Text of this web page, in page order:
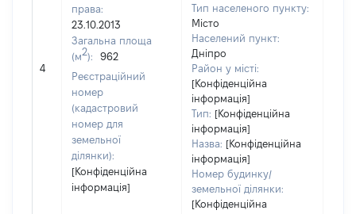
4
права:
23.10.2013
Загальна площа
(м2):
962
Реєстраційний
номер
(кадастровий
номер для
земельної
ділянки):
[Конфіденційна
інформація]
Тип населеного пункту:
Місто
Населений пункт:
Дніпро
Район у місті:
[Конфіденційна
інформація]
Тип: [Конфіденційна
інформація]
Назва: [Конфіденційна
інформація]
Номер будинку/
земельної ділянки:
[Конфіденційна